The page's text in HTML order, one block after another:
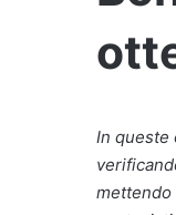
In queste
mettendo